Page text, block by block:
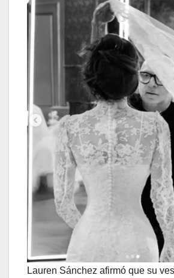
Lauren Sánchez afirmó que su